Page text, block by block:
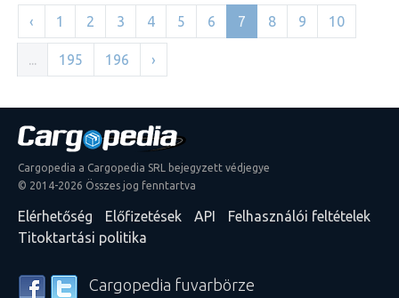
‹ 1 2 3 4 5 6 7 8 9 10
... 195 196 ›
Cargopedia a Cargopedia SRL bejegyzett védjegye
© 2014-2026 Összes jog fenntartva
Elérhetőség Előfizetések API
Felhasználói feltételek
Titoktartási politika
Cargopedia fuvarbörze